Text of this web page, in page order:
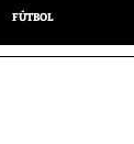
FÚTBOL